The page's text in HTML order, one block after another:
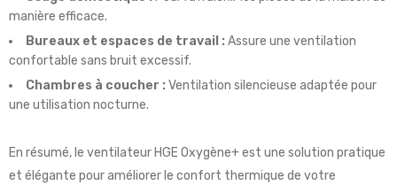
manière efficace.
Bureaux et espaces de travail : Assure une ventilation
confortable sans bruit excessif.
Chambres à coucher : Ventilation silencieuse adaptée pour
une utilisation nocturne.
En résumé, le ventilateur HGE Oxygène+ est une solution pratique
et élégante pour améliorer le confort thermique de votre